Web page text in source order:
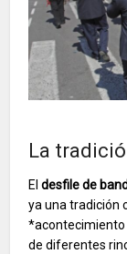
La
Eldesfile de
ya una tradición
*acontecimiento
de diferentes